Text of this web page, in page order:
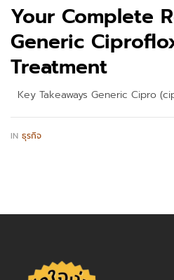
Your Complete
Generic
Treatment
Key Takeaways Generic Cipro
IN ธุรกิจ